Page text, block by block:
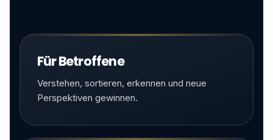
Für Betroffene
Verstehen, sortieren, erkennen und neue
Perspektiven gewinnen.